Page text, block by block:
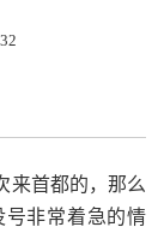
来首都的，那么
非常着急的情